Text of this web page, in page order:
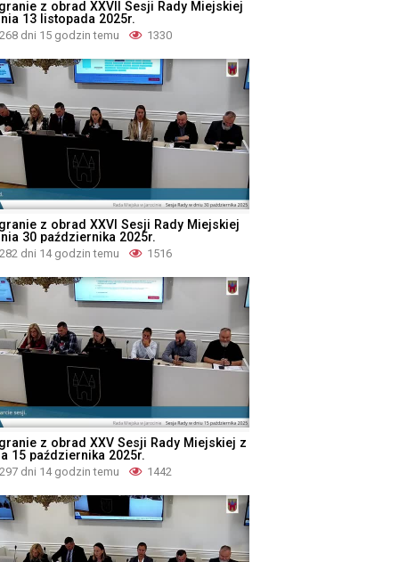
z obrad XXVII Sesji Rady Miejskiej
13 listopada 2025r.
268 dni 15 godzin temu 1330
z obrad XXVI Sesji Rady Miejskiej
30 października 2025r.
282 dni 14 godzin temu 1516
z obrad XXV Sesji Rady Miejskiej z
15 października 2025r.
297 dni 14 godzin temu 1442